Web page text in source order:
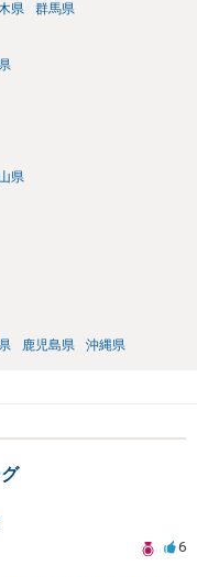
県 群馬県
県
鹿児島県 沖縄県
6